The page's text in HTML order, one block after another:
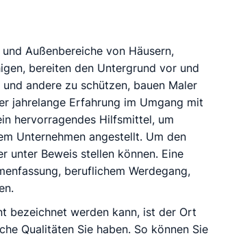
Außenbereiche von Häusern,
bereiten den Untergrund vor und
andere zu schützen, bauen Maler
jahrelange Erfahrung im Umgang mit
hervorragendes Hilfsmittel, um
Unternehmen angestellt. Um den
unter Beweis stellen können. Eine
beruflichem Werdegang,
bezeichnet werden kann, ist der Ort
Qualitäten Sie haben. So können Sie